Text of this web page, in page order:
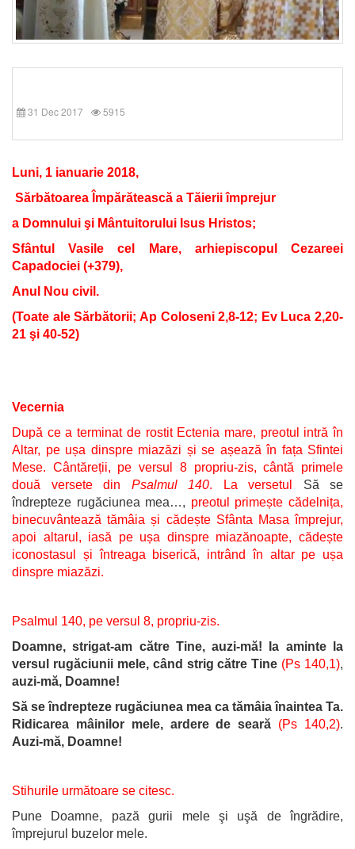
31 Dec 2017 5915
Luni, 1 ianuarie 2018,
Sărbătoarea Împărătească a Tăierii împrejur
a Domnului şi Mântuitorului Isus Hristos;
Sfântul Vasile cel Mare, arhiepiscopul Cezareei
Capadociei (+379),
Anul Nou civil.
(Toate ale Sărbătorii; Ap Coloseni 2,8-12; Ev Luca 2,20-
21 şi 40-52)
Vecernia
După ce a terminat de rostit Ectenia mare, preotul intră în
Altar, pe ușa dinspre miazăzi și se așează în fața Sfintei
Mese. Cântăreții, pe versul 8 propriu-zis, cântă primele
două versete din Psalmul 140. La versetul Să se
îndrepteze rugăciunea mea…, preotul primește cădelnița,
binecuvântează tămâia și cădește Sfânta Masa împrejur,
apoi altarul, iasă pe ușa dinspre miazănoapte, cădește
iconostasul și întreaga biserică, intrând în altar pe ușa
dinspre miazăzi.
Psalmul 140, pe versul 8, propriu-zis.
Doamne, strigat-am către Tine, auzi-mă! Ia aminte la
versul rugăciunii mele, când strig către Tine (Ps 140,1),
auzi-mă, Doamne!
Să se îndrepteze rugăciunea mea ca tămâia înaintea Ta.
Ridicarea mâinilor mele, ardere de seară (Ps 140,2).
Auzi-mă, Doamne!
Stihurile următoare se citesc.
Pune Doamne, pază gurii mele şi uşă de îngrădire,
împrejurul buzelor mele.